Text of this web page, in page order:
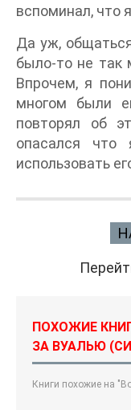
вспоминал, что
Да уж,
было-то не так
Впрочем, я
многом были
повторял об
опасался
использовать
ПОХОЖИЕ
ЗА ВУАЛЬЮ
Книги похожие на